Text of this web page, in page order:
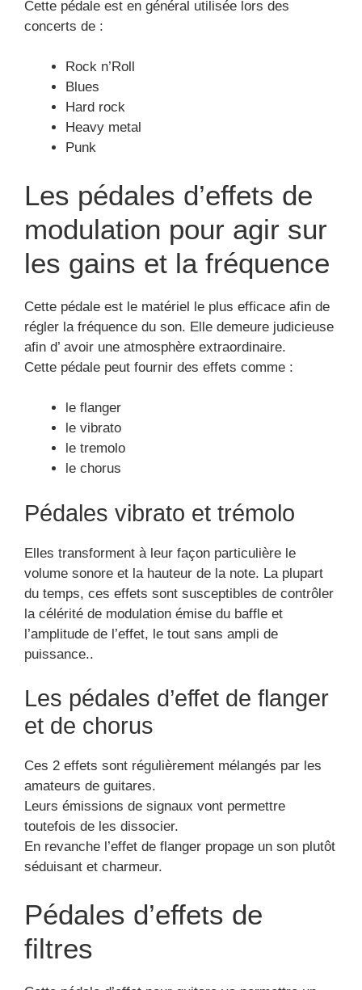
Cette pédale est en général utilisée lors des
concerts de :
Rock n’Roll
Blues
Hard rock
Heavy metal
Punk
Les pédales d’effets de
modulation pour agir sur
les gains et la fréquence
Cette pédale est le matériel le plus efficace afin de
régler la fréquence du son. Elle demeure judicieuse
afin d’ avoir une atmosphère extraordinaire.
Cette pédale peut fournir des effets comme :
le flanger
le vibrato
le tremolo
le chorus
Pédales vibrato et trémolo
Elles transforment à leur façon particulière le
volume sonore et la hauteur de la note. La plupart
du temps, ces effets sont susceptibles de contrôler
la célérité de modulation émise du baffle et
l’amplitude de l’effet, le tout sans ampli de
puissance..
Les pédales d’effet de flanger
et de chorus
Ces 2 effets sont régulièrement mélangés par les
amateurs de guitares.
Leurs émissions de signaux vont permettre
toutefois de les dissocier.
En revanche l’effet de flanger propage un son plutôt
séduisant et charmeur.
Pédales d’effets de
filtres